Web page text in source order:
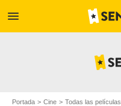
menu
Portada Cine Todas las películas